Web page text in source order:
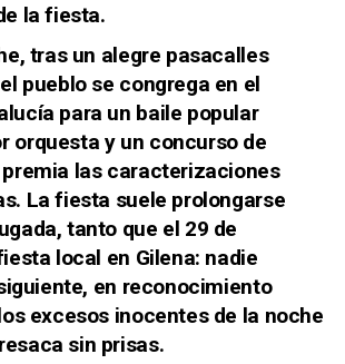
la fiesta.
tras un alegre pasacalles
pueblo se congrega en el
para un baile popular
orquesta y un concurso de
las caracterizaciones
La fiesta suele prolongarse
tanto que el 29 de
local en Gilena: nadie
en reconocimiento
excesos inocentes de la noche
sin prisas.